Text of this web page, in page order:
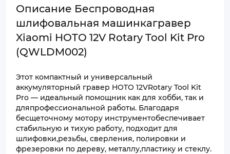
Описание Беспроводная
шлифовальная машинкагравер
Xiaomi HOTO 12V Rotary Tool Kit Pro
(QWLDM002)
Этот компактный и универсальный
аккумуляторный гравер HOTO 12VRotary Tool Kit
Pro — идеальный помощник как для хобби, так и
дляпрофессиональной работы. Благодаря
бесщеточному мотору инструментобеспечивает
стабильную и тихую работу, подходит для
шлифовки,резьбы, сверления, полировки и
фрезеровки по дереву, металлу,пластику и стеклу.